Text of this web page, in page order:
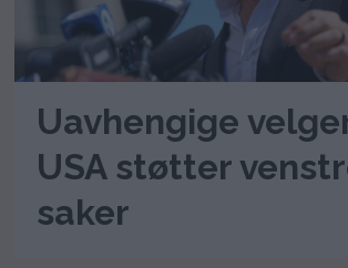
Uavhengige
USA støtter
saker